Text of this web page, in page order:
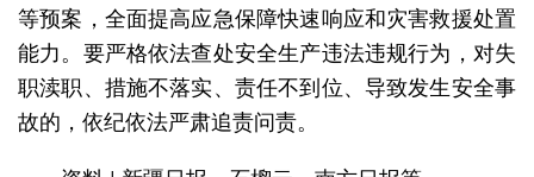
等预案，全面提高应急保障快速响应和灾害救援处置
能力。要严格依法查处安全生产违法违规行为，对失
职渎职、措施不落实、责任不到位、导致发生安全事
故的，依纪依法严肃追责问责。